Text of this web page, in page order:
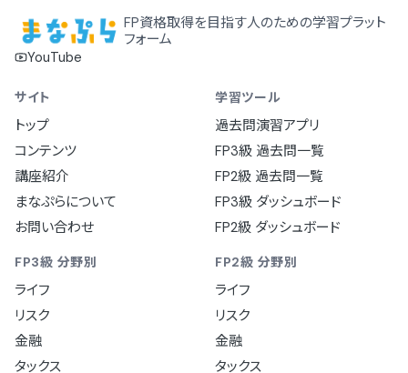
FP資格取得を目指す人のための学習プラット
フォーム
YouTube
サイト
トップ
コンテンツ
講座紹介
まなぷらについて
お問い合わせ
学習ツール
過去問演習アプリ
FP3級 過去問一覧
FP2級 過去問一覧
FP3級 ダッシュボード
FP2級 ダッシュボード
FP3級 分野別
ライフ
リスク
金融
タックス
FP2級 分野別
ライフ
リスク
金融
タックス